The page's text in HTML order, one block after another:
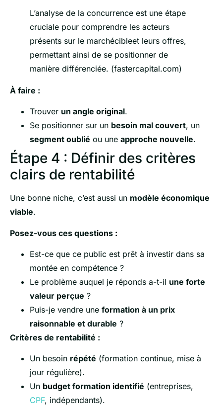
L’analyse de la concurrence est une étape
cruciale pour comprendre les acteurs
présents sur le marchécibleet leurs offres,
permettant ainsi de se positionner de
manière différenciée. (fastercapital.com)
À faire :
Trouver un angle original.
Se positionner sur un besoin mal couvert, un
segment oublié ou une approche nouvelle.
Étape 4 : Définir des critères
clairs de rentabilité
Une bonne niche, c’est aussi un modèle économique
viable.
Posez-vous ces questions :
Est-ce que ce public est prêt à investir dans sa
montée en compétence ?
Le problème auquel je réponds a-t-il une forte
valeur perçue ?
Puis-je vendre une formation à un prix
raisonnable et durable ?
Critères de rentabilité :
Un besoin répété (formation continue, mise à
jour régulière).
Un budget formation identifié (entreprises,
CPF, indépendants).